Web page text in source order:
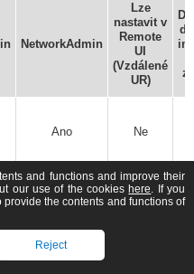
NetworkAdmin
Lze
nastavit v
Remote
UI
(Vzdálené
UR)
Ano Ne
and functions and improve their
our use of the cookies here. If you
the contents and functions of
Reject